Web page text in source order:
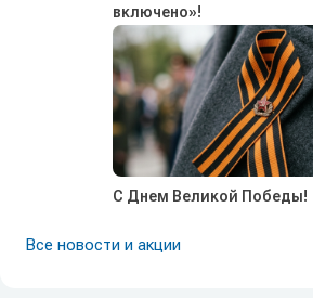
включено»!
С Днем Великой Победы!
Все новости и акции